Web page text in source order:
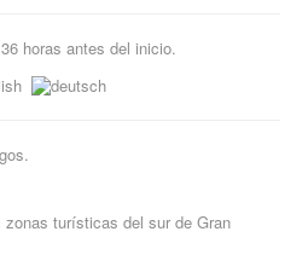
horas antes del inicio.
zonas turísticas del sur de Gran